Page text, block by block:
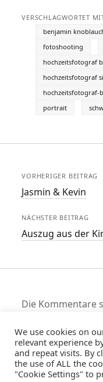
VERSCHLAGWORTET
benjamin
fotoshooting
hochzeitsfotograf
hochzeitsfotograf
hochzeitsfotograf-
portrait
VORHERIGER BEITRAG
Jasmin & Kevin
NÄCHSTER BEITRAG
Auszug aus der
Die Kommentare
Telefon:
We use cookies on
relevant experience
and repeat visits. By
the use of ALL the
"Cookie Settings" to